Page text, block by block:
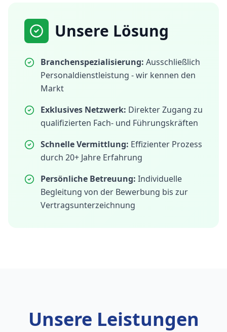
Unsere Lösung
Branchenspezialisierung: Ausschließlich
Personaldienstleistung - wir kennen den
Markt
Exklusives Netzwerk: Direkter Zugang zu
qualifizierten Fach- und Führungskräften
Schnelle Vermittlung: Effizienter Prozess
durch 20+ Jahre Erfahrung
Persönliche Betreuung: Individuelle
Begleitung von der Bewerbung bis zur
Vertragsunterzeichnung
Unsere Leistungen